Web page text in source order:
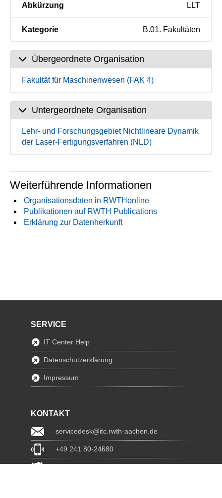
Abkürzung LLT
Kategorie B.01. Fakultäten
Übergeordnete Organisation
Fakultät für Maschinenwesen (FAK 4)
Untergeordnete Organisation
Lehr- und Forschungsgebiet Nichtlineare Dynamik
der Laser-Fertigungsverfahren (NLD)
Weiterführende Informationen
Organisationsdaten in RWTHonline
Publikationen auf RWTH Publications
Erklärung zur Datenherkunft
SERVICE
IT Center Help
Datenschutzerklärung
Impressum
KONTAKT
servicedesk@itc.rwth-aachen.de
+49 241 80-24680